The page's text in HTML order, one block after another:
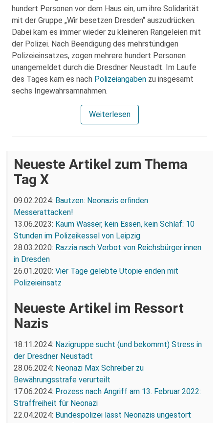
hundert Personen vor dem Haus ein, um ihre Solidarität
mit der Gruppe „Wir besetzen Dresden“ auszudrücken.
Dabei kam es immer wieder zu kleineren Rangeleien mit
der Polizei. Nach Beendigung des mehrstündigen
Polizeieinsatzes, zogen mehrere hundert Personen
unangemeldet durch die Dresdner Neustadt. Im Laufe
des Tages kam es nach Polizeiangaben zu insgesamt
sechs Ingewahrsamnahmen.
Weiterlesen
Neueste Artikel zum Thema
Tag X
09.02.2024: Bautzen: Neonazis erfinden
Messerattacken!
13.06.2023: Kaum Wasser, kein Essen, kein Schlaf: 10
Stunden im Polizeikessel von Leipzig
28.03.2020: Razzia nach Verbot von Reichsbürger:innen
in Dresden
26.01.2020: Vier Tage gelebte Utopie enden mit
Polizeieinsatz
Neueste Artikel im Ressort
Nazis
18.11.2024: Nazigruppe sucht (und bekommt) Stress in
der Dresdner Neustadt
28.06.2024: Neonazi Max Schreiber zu
Bewährungsstrafe verurteilt
17.06.2024: Prozess nach Angriff am 13. Februar 2022:
Straffreiheit für Neonazi
22.04.2024: Bundespolizei lässt Neonazis ungestört